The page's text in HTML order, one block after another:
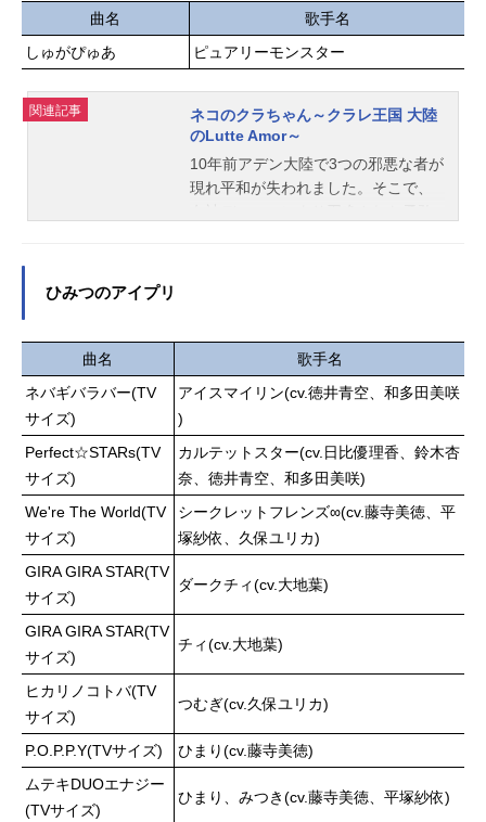
正美丸尾末男：飛田展男浜崎憲孝：
カシワクラツトム富田太郎：摩味→
永澤菜教永沢君男：茶風林藤木茂：
花子：ならはしみき山田笑太：山本
圭子→本井えみ大野けんいち：沼田
祐介杉山さとし：真山亜子山根強：
陶山章央小杉太：一龍斎貞友長山
治：佐々木優子ナレーション：キー
トン山田→木...
は“一羽のニワトリ”だった。前代未聞
のオンドリ・バトル・アクション、
開幕！！作品名ニワトリ・ファイタ
ー放送形態TVアニメスケジュール20
26年4月5日（日）～2026年6月21日
（日）TOKYOMX・BS日テレにて話
数全12話キャストケイジ：三宅健太
エリザベス：本多真梨子ピヨ子：井
イン：茶之原拓也 ShinJoseph美術
監督：野山裕司色彩設計：松下由佳
撮影監督：渡辺啓介 林翔子編集：
カ）音響監督：長崎行男音響効果：
川田清貴音響制作：ブシロードムー
ブアニメーションプロデューサー：
保住昇汰アニメーション制作：サン
ジゲン企画プロデュース：SOLAENT
曲名
歌手名
しゅがぴゅあ
ピュアリーモンスター
関連記事
ネコのクラちゃん～クラレ王国 大陸
のLutte Amor～
10年前アデン大陸で3つの邪悪な者が
現れ平和が失われました。そこで、
面白可笑しくネコたちの日常で平和
なドタバタなストーリーがはじまる
のでした！！！！作品名ネコのクラ
～放送形態TVアニメシリーズネコの
クラちゃん～Ordinarydays～スケジ
ュール2026年4月1日（水）～TOKY
OMXにてキャストクラレロイロ―
ド：雨宮天メトスクライシス：松岡
―ド：宮崎寿々佳ロレアミロード：
能登麻美子リズクライシス：月野も
あミルエール：内田彩フルールフ
マス：瀬戸麻沙美ミリアナターシ
ャ：小池理子林信玄：子安光樹ナレ
ーション：桃井はるこスタッフ原
督：應家馨シリーズ構成・脚本・キ
ひみつのアイプリ
曲名
歌手名
ネバギバラバー(TV
サイズ)
アイスマイリン(cv.徳井青空、和多田美咲
)
Perfect☆STARs(TV
サイズ)
カルテットスター(cv.日比優理香、鈴木杏
奈、徳井青空、和多田美咲)
We're The World(TV
サイズ)
シークレットフレンズ∞(cv.藤寺美徳、平
塚紗依、久保ユリカ)
GIRA GIRA STAR(TV
サイズ)
ダークチィ(cv.大地葉)
GIRA GIRA STAR(TV
サイズ)
チィ(cv.大地葉)
ヒカリノコトバ(TV
サイズ)
つむぎ(cv.久保ユリカ)
P.O.P.P.Y(TVサイズ)
ひまり(cv.藤寺美徳)
ムテキDUOエナジー
(TVサイズ)
ひまり、みつき(cv.藤寺美徳、平塚紗依)